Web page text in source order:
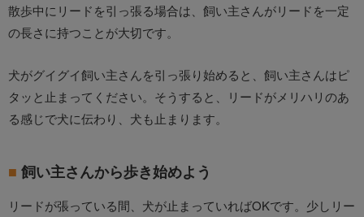
散歩中にリードを引っ張る場合は、飼い主さんがリードを一定
の長さに持つことが大切です。
犬がグイグイ飼い主さんを引っ張り始めると、飼い主さんはピ
タッと止まってください。そうすると、リードがメリハリのあ
る感じで犬に伝わり、犬も止まります。
飼い主さんから歩き始めよう
リードが張っている間、犬が止まっていればOKです。少しリー